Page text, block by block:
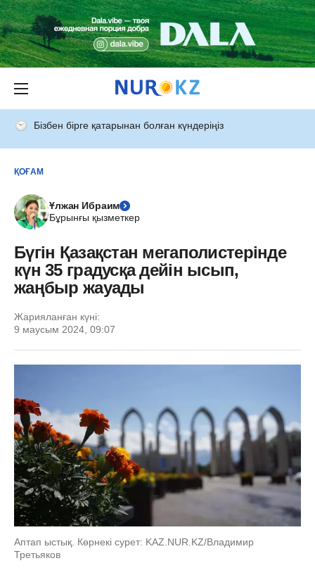
Бізбен бірге қатарынан болған күндеріңіз
ҚОҒАМ
Ұлжан Ибраим
Бұрынғы қызметкер
Бүгін Қазақстан мегаполистерінде
күн 35 градусқа дейін ысып,
жаңбыр жауады
Жарияланған күні:
9 маусым 2024, 09:07
Аптап ыстық. Көрнекі сурет: KAZ.NUR.KZ/Владимир
Третьяков